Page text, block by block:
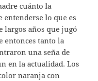
cuánto la
lo que es
largos años que jugó
entonces tanto la
una seña de
en la actualidad. Los
naranja con